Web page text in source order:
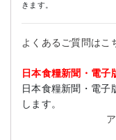
きます。
よくあるご質問はこ
日本食糧新聞・電子
日本食糧新聞・電子
します。